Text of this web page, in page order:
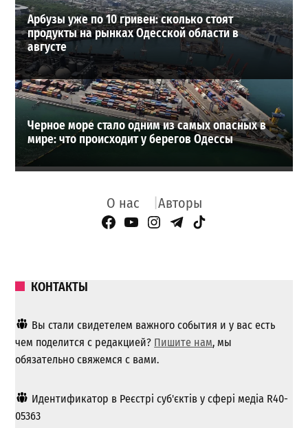
Арбузы уже по 10 гривен: сколько стоят
продукты на рынках Одесской области в
августе
Черное море стало одним из самых опасных в
мире: что происходит у берегов Одессы
О нас Авторы
Facebook Page
YouTube
Instagram
Telegram
TikTok
КОНТАКТЫ
Вы стали свидетелем важного события и у вас есть
чем поделится с редакцией? Пишите нам, мы
обязательно свяжемся с вами.
Идентификатор в Реєстрі суб'єктів у сфері медіа R40-
05363